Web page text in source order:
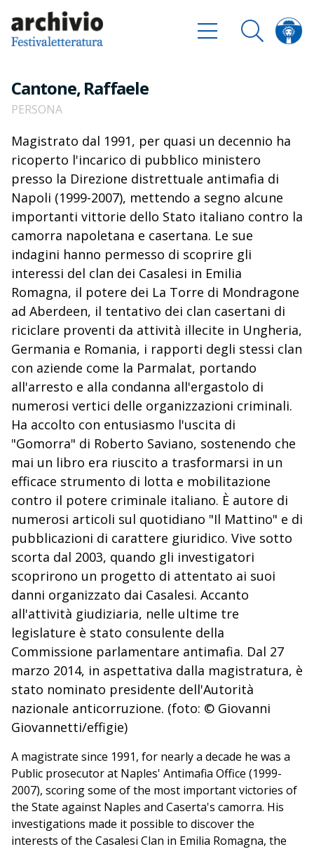
Cantone, Raffaele
PERSONA
Magistrato dal 1991, per quasi un decennio ha
ricoperto l'incarico di pubblico ministero
presso la Direzione distrettuale antimafia di
Napoli (1999-2007), mettendo a segno alcune
importanti vittorie dello Stato italiano contro la
camorra napoletana e casertana. Le sue
indagini hanno permesso di scoprire gli
interessi del clan dei Casalesi in Emilia
Romagna, il potere dei La Torre di Mondragone
ad Aberdeen, il tentativo dei clan casertani di
riciclare proventi da attività illecite in Ungheria,
Germania e Romania, i rapporti degli stessi clan
con aziende come la Parmalat, portando
all'arresto e alla condanna all'ergastolo di
numerosi vertici delle organizzazioni criminali.
Ha accolto con entusiasmo l'uscita di
"Gomorra" di Roberto Saviano, sostenendo che
mai un libro era riuscito a trasformarsi in un
efficace strumento di lotta e mobilitazione
contro il potere criminale italiano. È autore di
numerosi articoli sul quotidiano "Il Mattino" e di
pubblicazioni di carattere giuridico. Vive sotto
scorta dal 2003, quando gli investigatori
scoprirono un progetto di attentato ai suoi
danni organizzato dai Casalesi. Accanto
all'attività giudiziaria, nelle ultime tre
legislature è stato consulente della
Commissione parlamentare antimafia. Dal 27
marzo 2014, in aspettativa dalla magistratura, è
stato nominato presidente dell'Autorità
nazionale anticorruzione. (foto: © Giovanni
Giovannetti/effigie)
A magistrate since 1991, for nearly a decade he was a
Public prosecutor at Naples' Antimafia Office (1999-
2007), scoring some of the most important victories of
the State against Naples and Caserta's camorra. His
investigations made it possible to discover the
interests of the Casalesi Clan in Emilia Romagna, the